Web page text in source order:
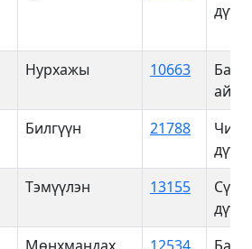
Нурхажы 10663
Билгүүн 21788
Тэмүүлэн 13155